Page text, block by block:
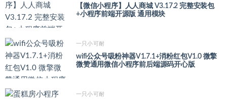
【微信小程序】人人商城 V3.17.2 完整安装包
+小程序前端开源版 通用模块
一只小可耐
wifi公众号吸粉神器V1.7.1+消粉红包V1.0 微擎
微赞通用微信小程序前后端源码开心版
一只小可耐